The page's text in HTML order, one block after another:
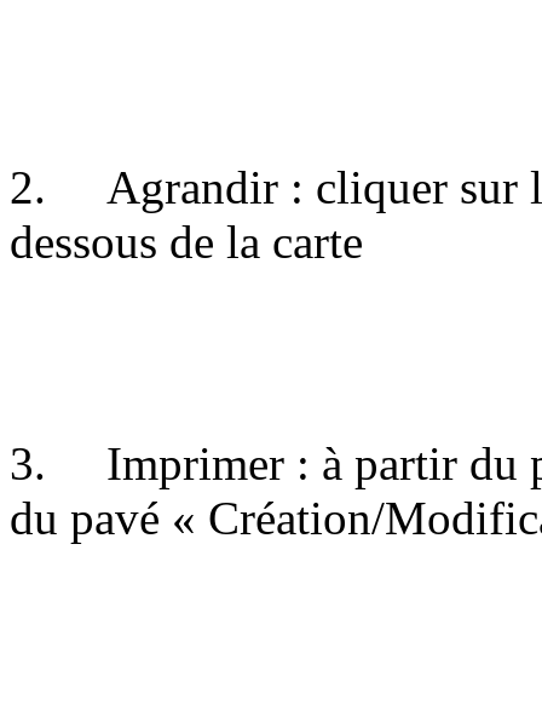
2. Agrandir : cliquer sur
dessous de la carte
3. Imprimer : à partir du
du pavé « Création/